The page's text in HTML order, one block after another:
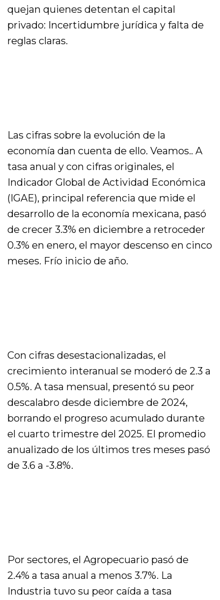
quejan quienes detentan el capital
privado: Incertidumbre jurídica y falta de
reglas claras.
Las cifras sobre la evolución de la
economía dan cuenta de ello. Veamos.. A
tasa anual y con cifras originales, el
Indicador Global de Actividad Económica
(IGAE), principal referencia que mide el
desarrollo de la economía mexicana, pasó
de crecer 3.3% en diciembre a retroceder
0.3% en enero, el mayor descenso en cinco
meses. Frío inicio de año.
Con cifras desestacionalizadas, el
crecimiento interanual se moderó de 2.3 a
0.5%. A tasa mensual, presentó su peor
descalabro desde diciembre de 2024,
borrando el progreso acumulado durante
el cuarto trimestre del 2025. El promedio
anualizado de los últimos tres meses pasó
de 3.6 a -3.8%.
Por sectores, el Agropecuario pasó de
2.4% a tasa anual a menos 3.7%. La
Industria tuvo su peor caída a tasa